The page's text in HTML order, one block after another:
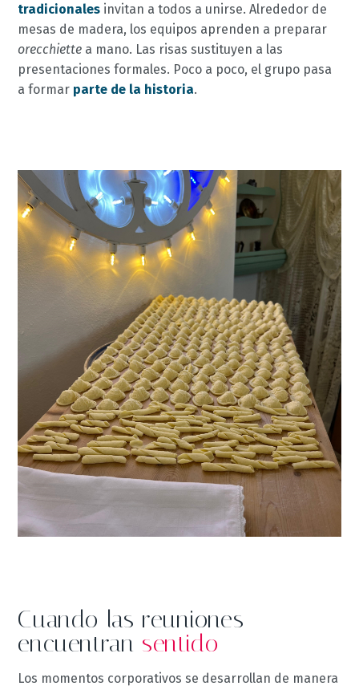
tradicionales invitan a todos a unirse. Alrededor de
mesas de madera, los equipos aprenden a preparar
orecchiette a mano. Las risas sustituyen a las
presentaciones formales. Poco a poco, el grupo pasa
a formar parte de la historia.
Cuando las reuniones
encuentran sentido
Los momentos corporativos se desarrollan de manera